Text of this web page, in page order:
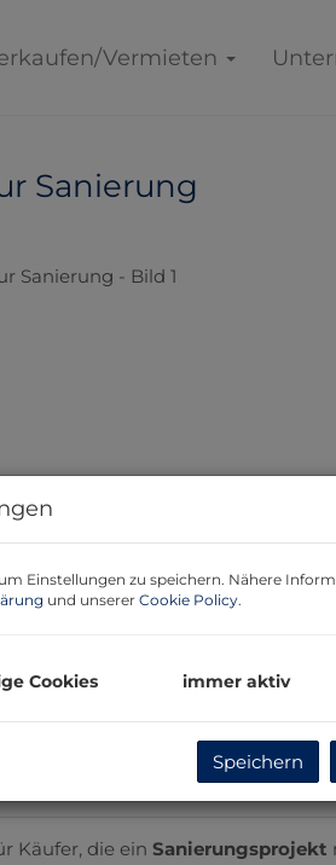
Vermieten
Sanierung
Käufer, die ein Sanierungsprojekt
Einstellungen zu speichern. Nähere
und unserer Cookie Policy.
Cookies immer aktiv
Speichern